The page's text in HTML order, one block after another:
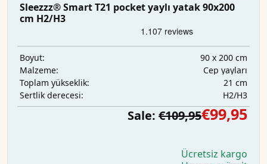
Sleezzz® Smart T21 pocket yaylı yatak 90x200
cm H2/H3
Boyut:
90 x 200 cm
Malzeme:
Cep yayları
Toplam yükseklik:
21 cm
Sertlik derecesi:
H2/H3
Sale: €109,95€99,95
Ücretsiz kargo